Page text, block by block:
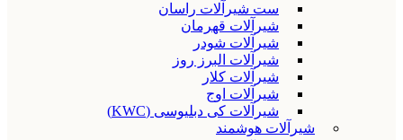
ست شیرآلات راسان
شیرآلات قهرمان
شیرآلات شودر
شیرآلات البرز روز
شیرآلات کلار
شیرآلات اوج
شیرآلات کی دبلیوسی (KWC)
شیرآلات هوشمند